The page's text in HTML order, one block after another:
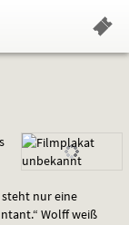
nur eine
Wolff weiß